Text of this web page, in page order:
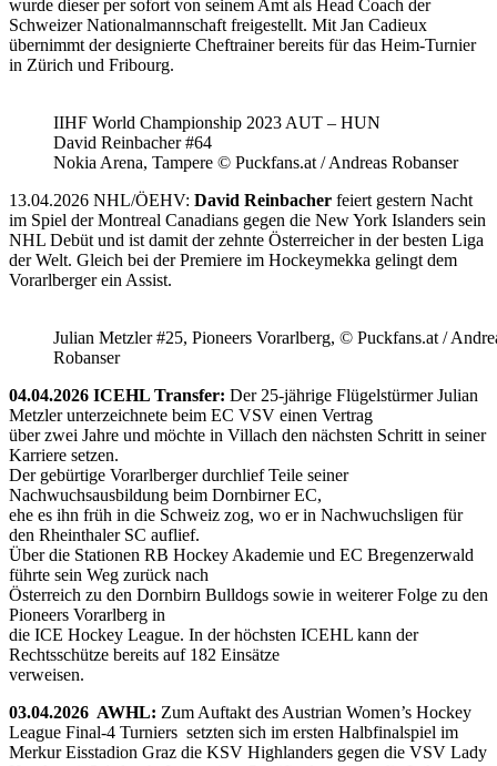
wurde dieser per sofort von seinem Amt als Head Coach der
Schweizer Nationalmannschaft freigestellt. Mit Jan Cadieux
übernimmt der designierte Cheftrainer bereits für das Heim-Turnier
in Zürich und Fribourg.
IIHF World Championship 2023 AUT – HUN
David Reinbacher #64
Nokia Arena, Tampere © Puckfans.at / Andreas Robanser
13.04.2026 NHL/ÖEHV: David Reinbacher feiert gestern Nacht
im Spiel der Montreal Canadians gegen die New York Islanders sein
NHL Debüt und ist damit der zehnte Österreicher in der besten Liga
der Welt. Gleich bei der Premiere im Hockeymekka gelingt dem
Vorarlberger ein Assist.
Julian Metzler #25, Pioneers Vorarlberg, © Puckfans.at /
Robanser
04.04.2026 ICEHL Transfer: Der 25-jährige Flügelstürmer Julian
Metzler unterzeichnete beim EC VSV einen Vertrag
über zwei Jahre und möchte in Villach den nächsten Schritt in seiner
Karriere setzen.
Der gebürtige Vorarlberger durchlief Teile seiner
Nachwuchsausbildung beim Dornbirner EC,
ehe es ihn früh in die Schweiz zog, wo er in Nachwuchsligen für
den Rheinthaler SC auflief.
Über die Stationen RB Hockey Akademie und EC Bregenzerwald
führte sein Weg zurück nach
Österreich zu den Dornbirn Bulldogs sowie in weiterer Folge zu den
Pioneers Vorarlberg in
die ICE Hockey League. In der höchsten ICEHL kann der
Rechtsschütze bereits auf 182 Einsätze
verweisen.
03.04.2026 AWHL: Zum Auftakt des Austrian Women’s Hockey
League Final-4 Turniers setzten sich im ersten Halbfinalspiel im
Merkur Eisstadion Graz die KSV Highlanders gegen die VSV Lady